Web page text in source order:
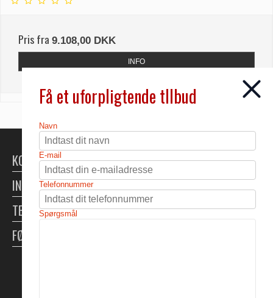
Pris fra 9.108,00 DKK
INFO
KONTAKT
INFORMATION
TELTUDLEJNING
FØLG OS
Få et uforpligtende tllbud
Navn
E-mail
Telefonnummer
Spørgsmål